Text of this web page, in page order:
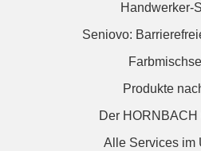
Handwerker-
Seniovo:
Produkte
Der HORNBACH
Alle Services im